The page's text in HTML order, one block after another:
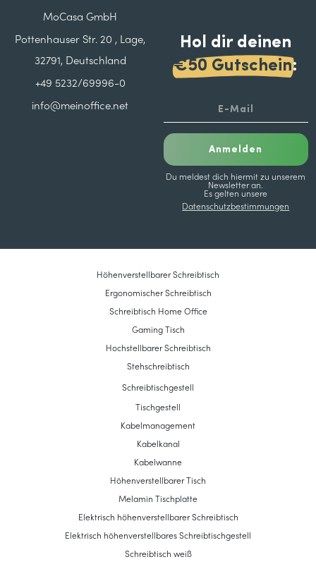
MoCasa GmbH
Pottenhauser Str. 20 , Lage,
32791, Deutschland
+49 5232/69996-0
info@meinoffice.net
Hol dir deinen
€50 Gutschein:
Anmelden
Du meldest dich hiermit zu unserem
Newsletter an.
Es gelten unsere
Datenschutzbestimmungen
Höhenverstellbarer Schreibtisch
Ergonomischer Schreibtisch
Schreibtisch Home Office
Gaming Tisch
Hochstellbarer Schreibtisch
Stehschreibtisch
Schreibtischgestell
Tischgestell
Kabelmanagement
Kabelkanal
Kabelwanne
Höhenverstellbarer Tisch
Melamin Tischplatte
Elektrisch höhenverstellbarer Schreibtisch
Elektrisch höhenverstellbares Schreibtischgestell
Schreibtisch weiß